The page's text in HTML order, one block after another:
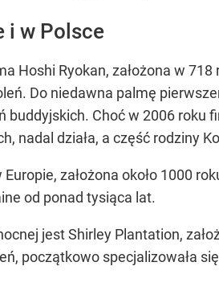
i w Polsce
Hoshi Ryokan, założona w
Do niedawna palmę
Choć w 2006 roku
nadal działa, a część rodziny
założona około 1000
od ponad tysiąca lat.
jest Shirley Plantation,
początkowo specjalizowała